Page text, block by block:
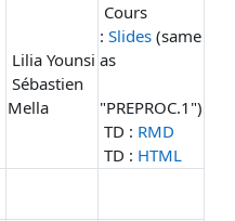
Lilia Younsi
Sébastien
Mella
Cours
: Slides (same
as
"PREPROC.1")
TD : RMD
TD : HTML